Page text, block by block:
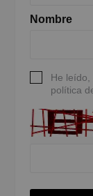
Nombre
He leído,
política